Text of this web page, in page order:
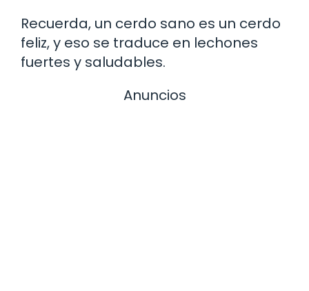
Recuerda, un cerdo sano es un cerdo
feliz, y eso se traduce en lechones
fuertes y saludables.
Anuncios